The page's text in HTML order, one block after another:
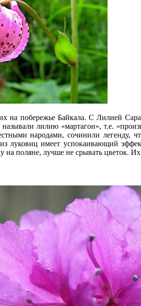
на побережье Байкала. С Лилией
лилию «мартагон», т.е.
народами, сочинили
луковиц имеет успокаивающий
поляне, лучше не срывать цветок.